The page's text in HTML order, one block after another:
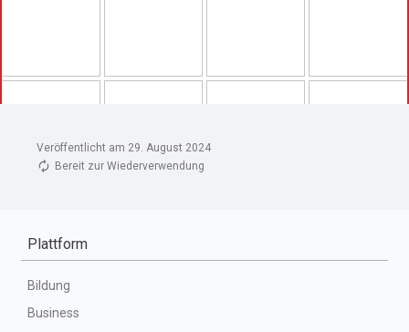
Veröffentlicht am 29. August 2024
Bereit zur Wiederverwendung
Plattform
Bildung
Business